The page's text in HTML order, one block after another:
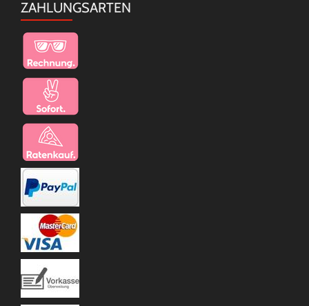
ZAHLUNGSARTEN